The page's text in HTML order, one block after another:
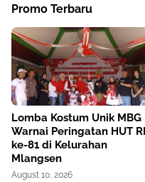
Promo Terbaru
Lomba Kostum Unik MBG
Warnai Peringatan HUT RI
ke-81 di Kelurahan
Mlangsen
August 10, 2026